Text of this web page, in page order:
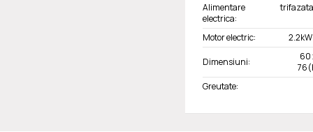
Alimentare
electrica:
Motor electric:
Dimensiuni:
60
Greutate: